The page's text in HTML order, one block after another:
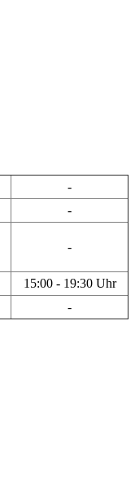
-
-
-
15:00 - 19:30 Uhr
-